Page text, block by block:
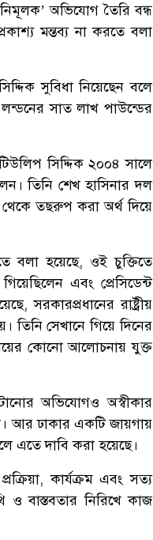
অভিযোগ তৈরি বন্ধ
মন্তব্য না করতে বলা
সুবিধা নিয়েছেন বলে
সাত লাখ পাউন্ডের
সিদ্দিক ২০০৪ সালে
তিনি শেখ হাসিনার দল
থেকে তছরুপ করা অর্থ দিয়ে
বলা হয়েছে, ওই চুক্তিতে
এবং প্রেসিডেন্ট
সরকারপ্রধানের রাষ্ট্রীয়
তিনি সেখানে গিয়ে দিনের
কোনো আলোচনায় যুক্ত
অভিযোগও অস্বীকার
আর ঢাকার একটি জায়গায়
এতে দাবি করা হয়েছে।
কার্যক্রম এবং সত্য
ও বাস্তবতার নিরিখে কাজ